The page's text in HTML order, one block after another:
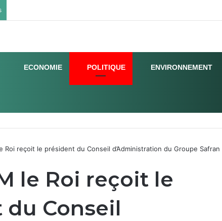
ECONOMIE POLITIQUE ENVIRONNEMENT
Roi reçoit le président du Conseil d’Administration du Groupe Safran
le Roi reçoit le
Conseil